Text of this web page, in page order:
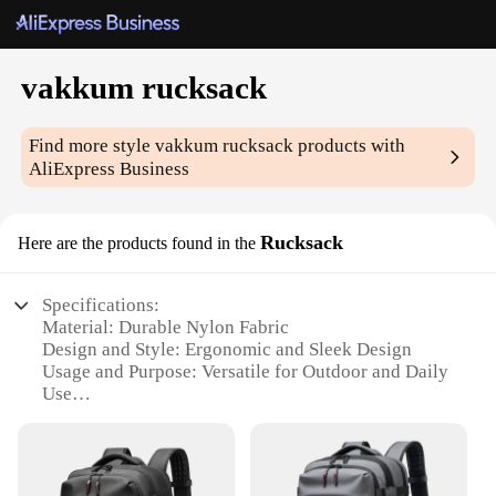
vakkum rucksack
Find more stylevakkum rucksack products with
AliExpress Business
Here are the products found in the Rucksack
Specifications:
Material: Durable Nylon Fabric
Design and Style: Ergonomic and Sleek Design
Usage and Purpose: Versatile for Outdoor and Daily
Use
Shape or Size or Weight or Quantity: Spacious with
Adjustable Straps